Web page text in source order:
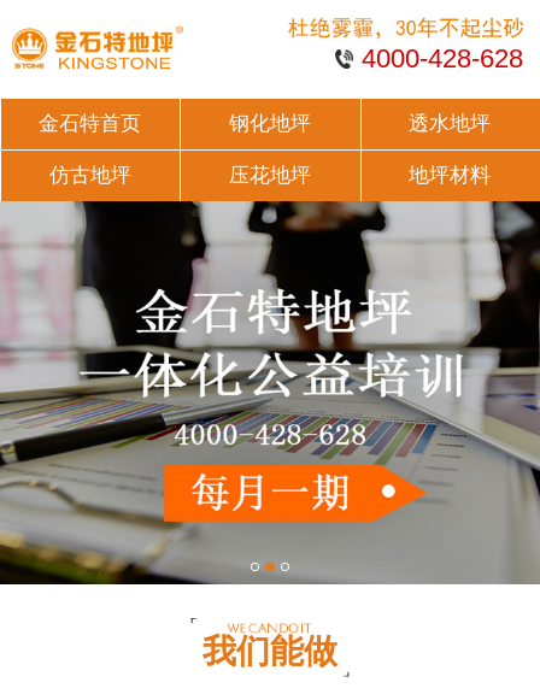
4000-428-628
金石特首页 钢化地坪 透水地坪
仿古地坪 压花地坪 地坪材料
我们能做